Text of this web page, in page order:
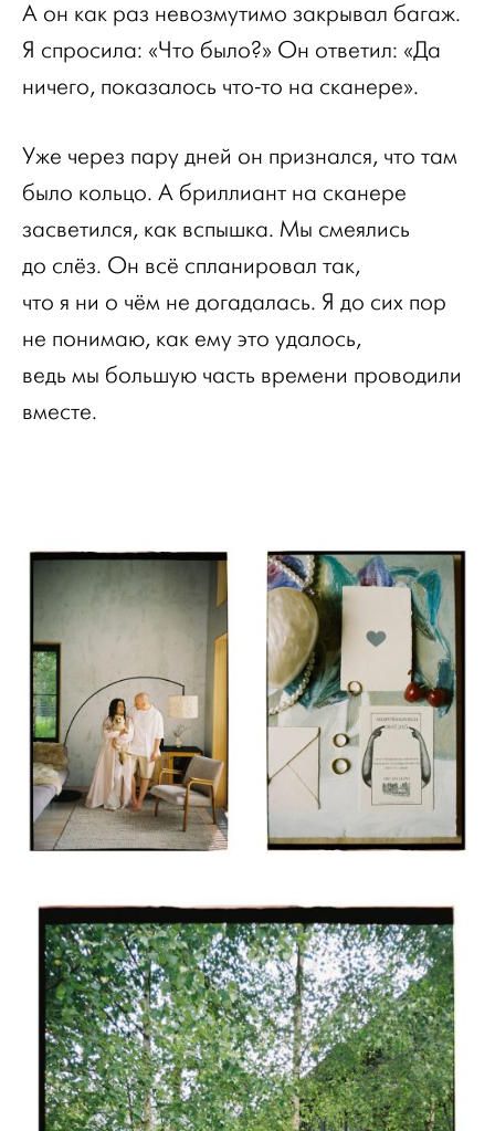
А он как раз невозмутимо закрывал багаж.
Я спросила: «Что было?» Он ответил: «Да
ничего, показалось что-то на сканере».
Уже через пару дней он признался, что там
было кольцо. А бриллиант на сканере
засветился, как вспышка. Мы смеялись
до слёз. Он всё спланировал так,
что я ни о чём не догадалась. Я до сих пор
не понимаю, как ему это удалось,
ведь мы большую часть времени проводили
вместе.